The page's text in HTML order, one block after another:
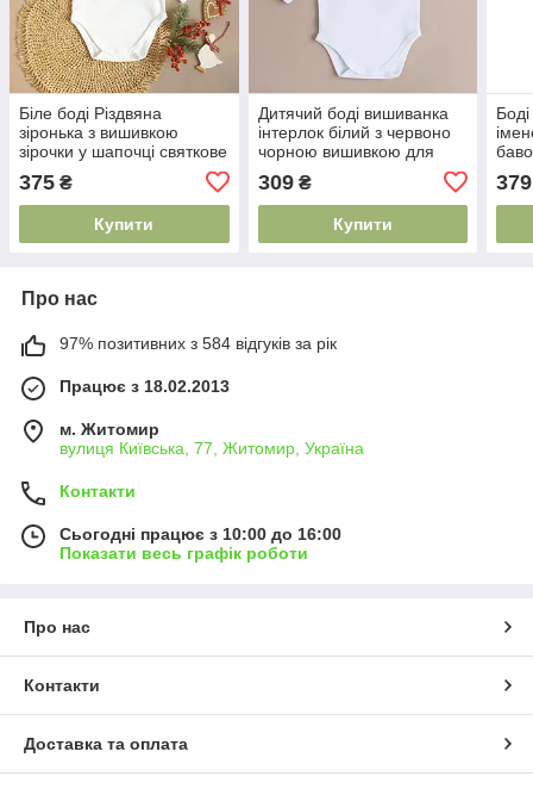
Біле боді Різдвяна
зіронька з вишивкою
зірочки у шапочці святкове
для немовляти унісекс 62
68 74 80 см
375 ₴
Купити
Дитячий боді вишиванка
інтерлок білий з червоно
чорною вишивкою для
розміри 62 - 92
309₴
Купити
379
Про нас
97% позитивних з 584 відгуків за рік
Працює з 18.02.2013
м. Житомир
вулиця Київська, 77, Житомир, Україна
Контакти
Сьогодні працює з 10:00 до 16:00
Показати весь графік роботи
Про нас
Контакти
Доставка та оплата